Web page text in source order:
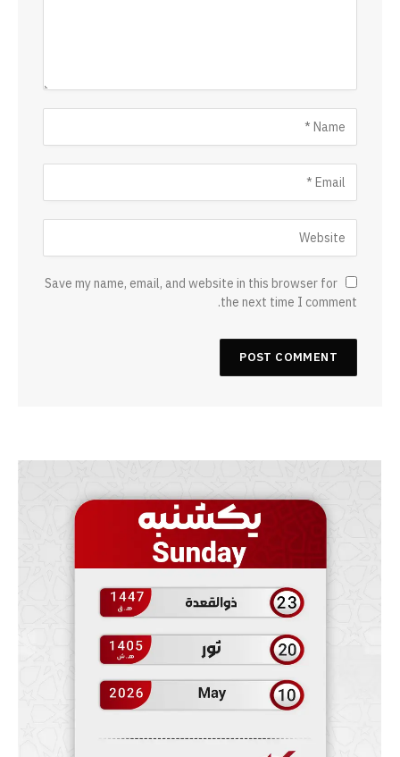
Save my name, email, and website in this browser for
the next time I comment.